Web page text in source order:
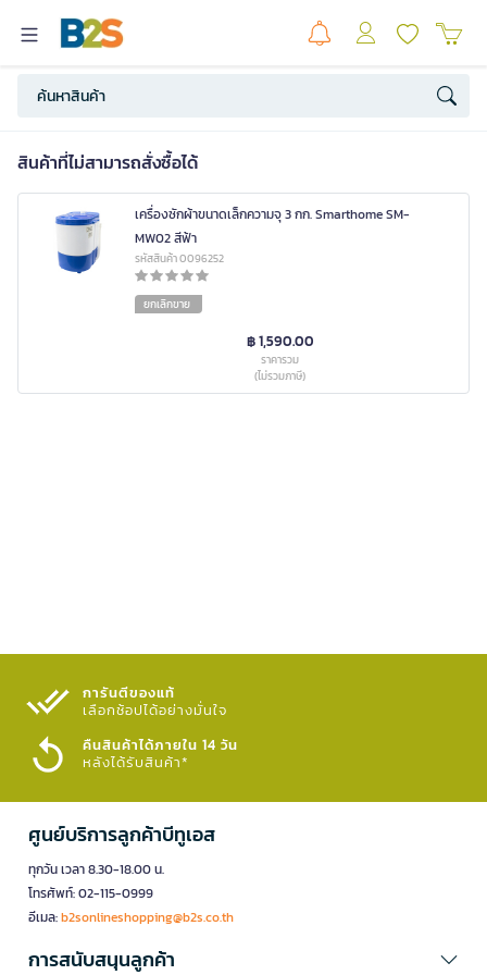
สินค้าที่ไม่สามารถสั่งซื้อได้
เครื่องซักผ้าขนาดเล็กความจุ 3 กก. Smarthome SM-
MW02 สีฟ้า
รหัสสินค้า 0096252
ยกเลิกขาย
฿ 1,590.00
ราคารวม
(ไม่รวมภาษี)
การันตีของแท้
เลือกช้อปได้อย่างมั่นใจ​
คืนสินค้าได้ภายใน 14 วัน
หลังได้รับสินค้า*
ศูนย์บริการลูกค้าบีทูเอส
ทุกวัน เวลา 8.30-18.00 น.
โทรศัพท์: 02-115-0999
อีเมล:b2sonlineshopping@b2s.co.th
การสนับสนุนลูกค้า